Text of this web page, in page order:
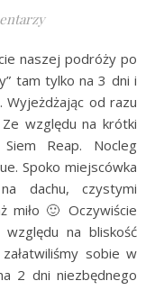
tam tylko na 3 dni i
Wyjeżdżając od razu
względu na krótki
Reap. Nocleg
Spoko miejscówka
dachu, czystymi
miło 🙂 Oczywiście
na bliskość
sobie w
2 dni niezbędnego